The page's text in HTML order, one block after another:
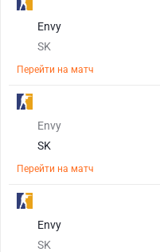
Envy
SK
Перейти на матч
Envy
SK
Перейти на матч
Envy
SK